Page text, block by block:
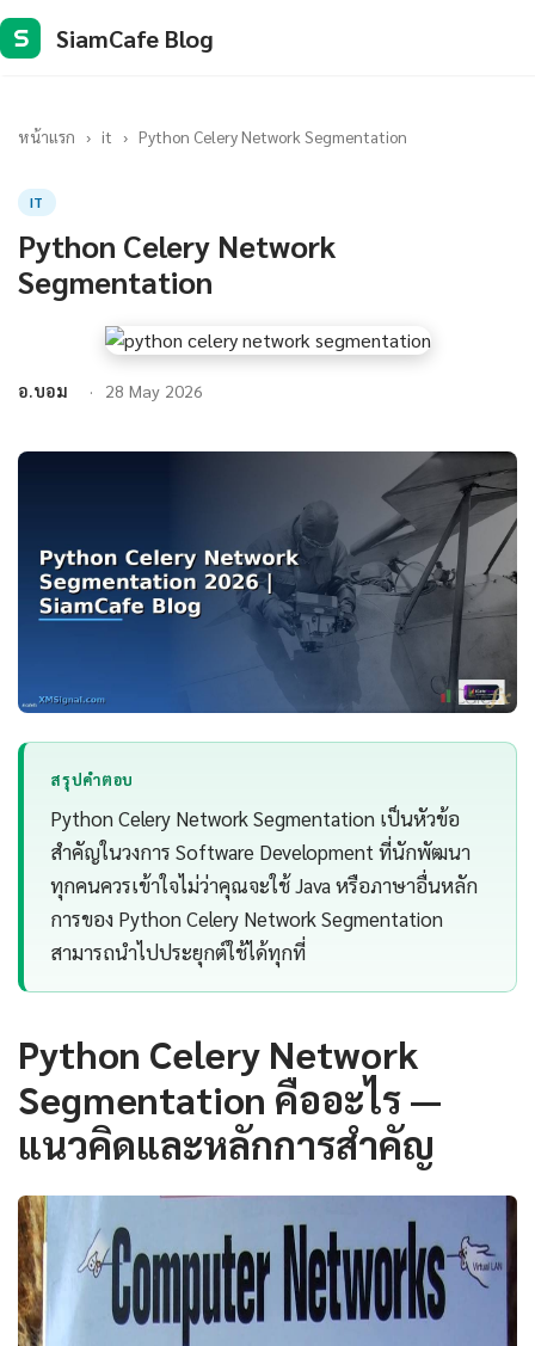
S SiamCafe Blog
หน้าแรก › it › Python Celery Network Segmentation
IT
Python Celery Network
Segmentation
อ.บอม 28 May 2026
สรุปคำตอบ
Python Celery Network Segmentation เป็นหัวข้อ
สำคัญในวงการ Software Development ที่นักพัฒนา
ทุกคนควรเข้าใจไม่ว่าคุณจะใช้ Java หรือภาษาอื่นหลัก
การของ Python Celery Network Segmentation
สามารถนำไปประยุกต์ใช้ได้ทุกที่
Python Celery Network
Segmentation คืออะไร —
แนวคิดและหลักการสำคัญ